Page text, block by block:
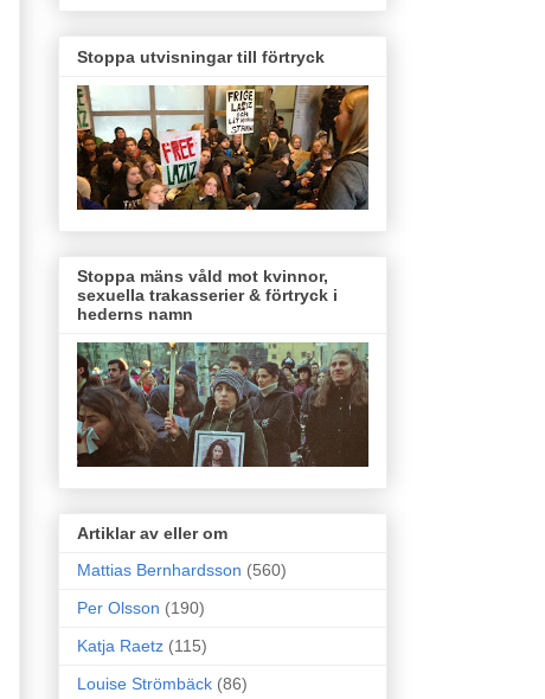
Stoppa utvisningar till förtryck
Stoppa mäns våld mot kvinnor,
sexuella trakasserier & förtryck i
hederns namn
Artiklar av eller om
Mattias Bernhardsson (560)
Per Olsson (190)
Katja Raetz (115)
Louise Strömbäck (86)